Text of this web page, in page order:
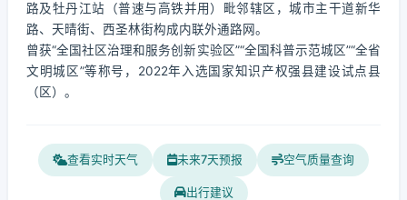
路及牡丹江站（普速与高铁并用）毗邻辖区，城市主干道新华
路、天晴街、西圣林街构成内联外通路网。
曾获“全国社区治理和服务创新实验区”“全国科普示范城区”“全省
文明城区”等称号，2022年入选国家知识产权强县建设试点县
（区）。
查看实时天气 未来7天预报 空气质量查询
出行建议